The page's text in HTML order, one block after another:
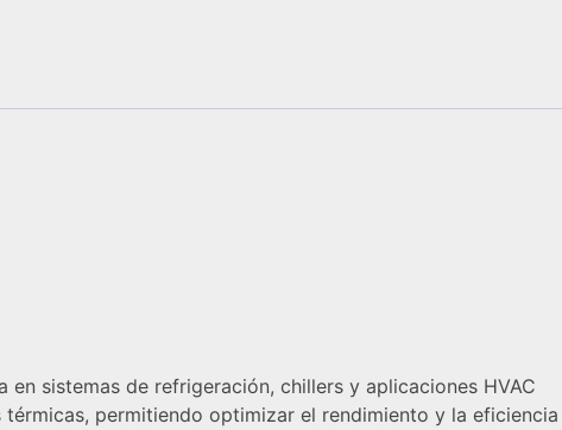
sistemas de refrigeración, chillers y aplicaciones HVAC
permitiendo optimizar el rendimiento y la eficiencia